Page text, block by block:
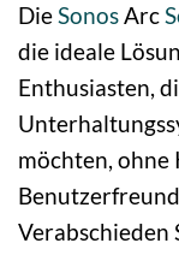
DieSonosArc
die ideale
Enthusiasten,
möchten, ohne
Verabschieden